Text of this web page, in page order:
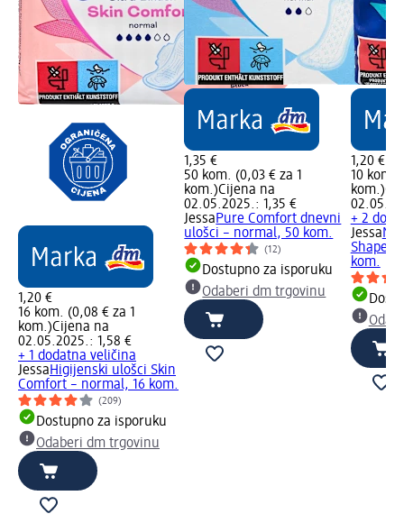
1,20 €
16 kom. (0,08 € za 1
kom.)Cijena na
02.05.2025.: 1,58 €
+ 1 dodatna veličina
JessaHigijenski ulošci Skin
Comfort – normal, 16 kom.
(209)
Dostupno za isporuku
Odaberi dm trgovinu
1,35 €
50 kom. (0,03 € za 1
kom.)Cijena na
02.05.2025.: 1,35 €
JessaPure Comfort dnevni
ulošci – normal, 50 kom.
(12)
Dostupno za isporuku
Odaberi dm trgovinu
1,20 €
10 kom.
kom.)
+ 2
Jessa
Shape –
kom.